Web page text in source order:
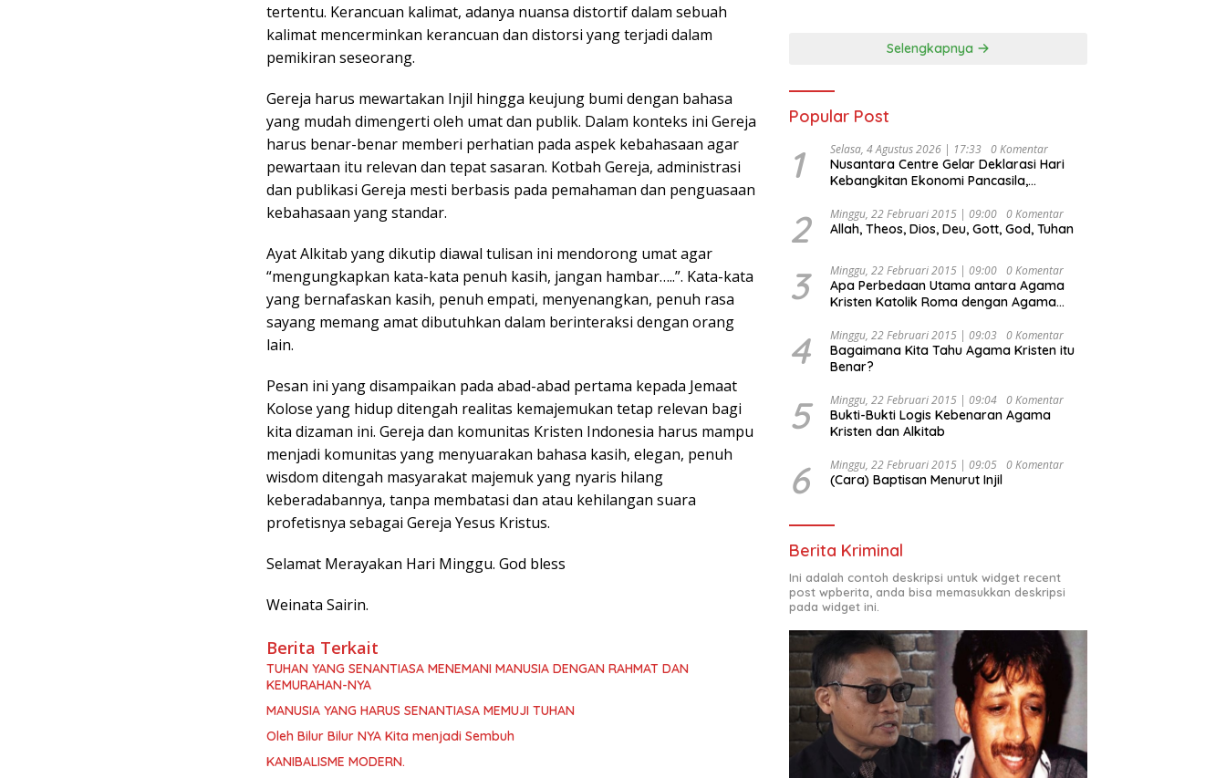
tertentu. Kerancuan kalimat, adanya nuansa distortif dalam sebuah
kalimat mencerminkan kerancuan dan distorsi yang terjadi dalam
pemikiran seseorang.
Gereja harus mewartakan Injil hingga keujung bumi dengan bahasa
yang mudah dimengerti oleh umat dan publik. Dalam konteks ini Gereja
harus benar-benar memberi perhatian pada aspek kebahasaan agar
pewartaan itu relevan dan tepat sasaran. Kotbah Gereja, administrasi
dan publikasi Gereja mesti berbasis pada pemahaman dan penguasaan
kebahasaan yang standar.
Ayat Alkitab yang dikutip diawal tulisan ini mendorong umat agar
“mengungkapkan kata-kata penuh kasih, jangan hambar…..”. Kata-kata
yang bernafaskan kasih, penuh empati, menyenangkan, penuh rasa
sayang memang amat dibutuhkan dalam berinteraksi dengan orang
lain.
Pesan ini yang disampaikan pada abad-abad pertama kepada Jemaat
Kolose yang hidup ditengah realitas kemajemukan tetap relevan bagi
kita dizaman ini. Gereja dan komunitas Kristen Indonesia harus mampu
menjadi komunitas yang menyuarakan bahasa kasih, elegan, penuh
wisdom ditengah masyarakat majemuk yang nyaris hilang
keberadabannya, tanpa membatasi dan atau kehilangan suara
profetisnya sebagai Gereja Yesus Kristus.
Selamat Merayakan Hari Minggu. God bless
Weinata Sairin.
Berita Terkait
TUHAN YANG SENANTIASA MENEMANI MANUSIA DENGAN RAHMAT DAN
KEMURAHAN-NYA
MANUSIA YANG HARUS SENANTIASA MEMUJI TUHAN
Oleh Bilur Bilur NYA Kita menjadi Sembuh
KANIBALISME MODERN.
Selengkapnya
Popular Post
1 Selasa, 4 Agustus 2026 | 17:33 0 Komentar
Nusantara Centre Gelar Deklarasi Hari
Kebangkitan Ekonomi Pancasila,
Djojohadikusumo Anti Penjajahan
(Pergolakan Ekonomi Politik Indonesia) &
Undang Perekonomian Nasional dan
Kesejahteraan Sosial dalam Menata
Bangsa Menuju Indonesia Emas 2045”,
2 Minggu, 22 Februari 2015 | 09:00 0 Komentar
Allah, Theos, Dios, Deu, Gott, God, Tuhan
3 Minggu, 22 Februari 2015 | 09:00 0 Komentar
Apa Perbedaan Utama antara Agama
Kristen Katolik Roma dengan Agama
4 Minggu, 22 Februari 2015 | 09:03 0 Komentar
Bagaimana Kita Tahu Agama Kristen itu
Benar?
5 Minggu, 22 Februari 2015 | 09:04 0 Komentar
Bukti-Bukti Logis Kebenaran Agama
Kristen dan Alkitab
6 Minggu, 22 Februari 2015 | 09:05 0 Komentar
(Cara) Baptisan Menurut Injil
Berita Kriminal
Ini adalah contoh deskripsi untuk widget recent
post wpberita, anda bisa memasukkan deskripsi
pada widget ini.